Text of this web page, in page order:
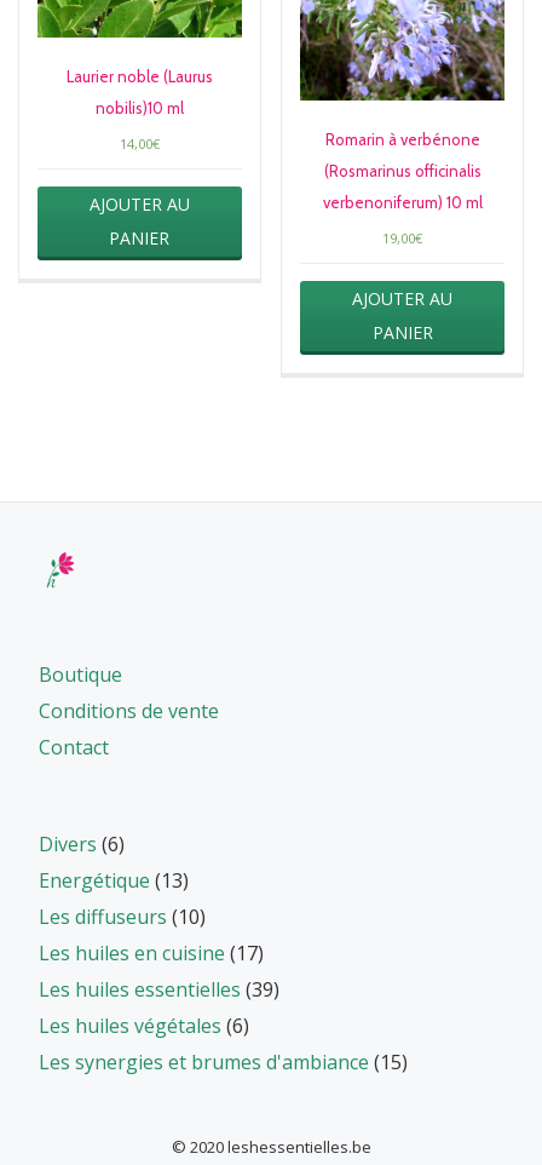
Laurier noble (Laurus
nobilis)10 ml
14,00€
AJOUTER AU
PANIER
Romarin à verbénone
(Rosmarinus officinalis
verbenoniferum) 10 ml
19,00€
AJOUTER AU
PANIER
Boutique
Conditions de vente
Contact
Divers (6)
Energétique (13)
Les diffuseurs (10)
Les huiles en cuisine (17)
Les huiles essentielles (39)
Les huiles végétales (6)
Les synergies et brumes d'ambiance (15)
© 2020 leshessentielles.be